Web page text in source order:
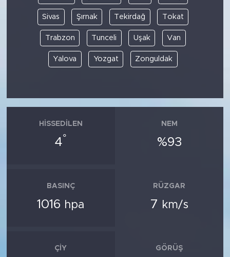
Sivas Şırnak Tekirdağ Tokat
Trabzon Tunceli Uşak Van
Yalova Yozgat Zonguldak
HISSEDILEN
4°
NEM
%93
BASINÇ
1016 hpa
RÜZGAR
7 km/s
ÇIY GÖRÜŞ